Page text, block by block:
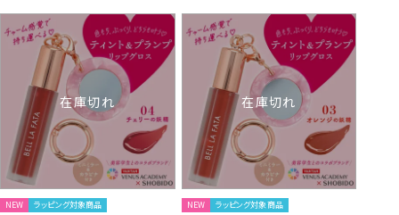
10種 ＞ SA33403
在庫切れ
NEW ラッピング対象商品
在庫切れ
NEW ラッピング対象商品